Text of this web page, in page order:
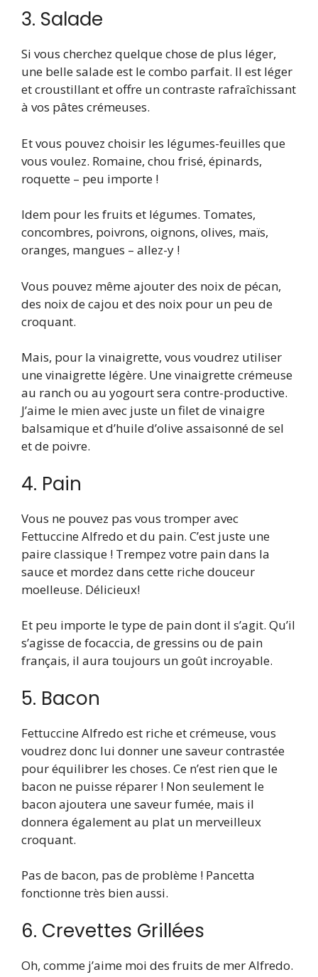
3. Salade
Si vous cherchez quelque chose de plus léger,
une belle salade est le combo parfait. Il est léger
et croustillant et offre un contraste rafraîchissant
à vos pâtes crémeuses.
Et vous pouvez choisir les légumes-feuilles que
vous voulez. Romaine, chou frisé, épinards,
roquette – peu importe !
Idem pour les fruits et légumes. Tomates,
concombres, poivrons, oignons, olives, maïs,
oranges, mangues – allez-y !
Vous pouvez même ajouter des noix de pécan,
des noix de cajou et des noix pour un peu de
croquant.
Mais, pour la vinaigrette, vous voudrez utiliser
une vinaigrette légère. Une vinaigrette crémeuse
au ranch ou au yogourt sera contre-productive.
J’aime le mien avec juste un filet de vinaigre
balsamique et d’huile d’olive assaisonné de sel
et de poivre.
4. Pain
Vous ne pouvez pas vous tromper avec
Fettuccine Alfredo et du pain. C’est juste une
paire classique ! Trempez votre pain dans la
sauce et mordez dans cette riche douceur
moelleuse. Délicieux!
Et peu importe le type de pain dont il s’agit. Qu’il
s’agisse de focaccia, de gressins ou de pain
français, il aura toujours un goût incroyable.
5. Bacon
Fettuccine Alfredo est riche et crémeuse, vous
voudrez donc lui donner une saveur contrastée
pour équilibrer les choses. Ce n’est rien que le
bacon ne puisse réparer ! Non seulement le
bacon ajoutera une saveur fumée, mais il
donnera également au plat un merveilleux
croquant.
Pas de bacon, pas de problème ! Pancetta
fonctionne très bien aussi.
6. Crevettes Grillées
Oh, comme j’aime moi des fruits de mer Alfredo.